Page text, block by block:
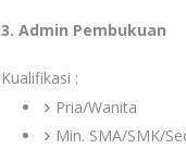
3. Admin Pembukuan
Kualifikasi :
Pria/Wanita
Min. SMA/SMK/